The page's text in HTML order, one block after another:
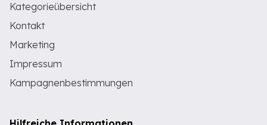
Kategorieübersicht
Kontakt
Marketing
Impressum
Kampagnenbestimmungen